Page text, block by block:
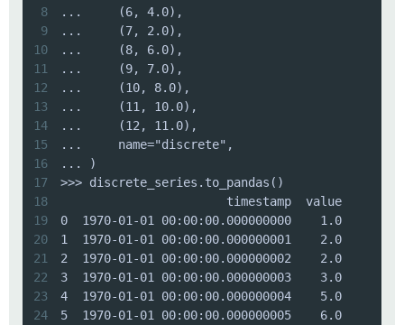
8
9
10
11
12
13
14
15
16
17
18
19
20
21
22
23
24